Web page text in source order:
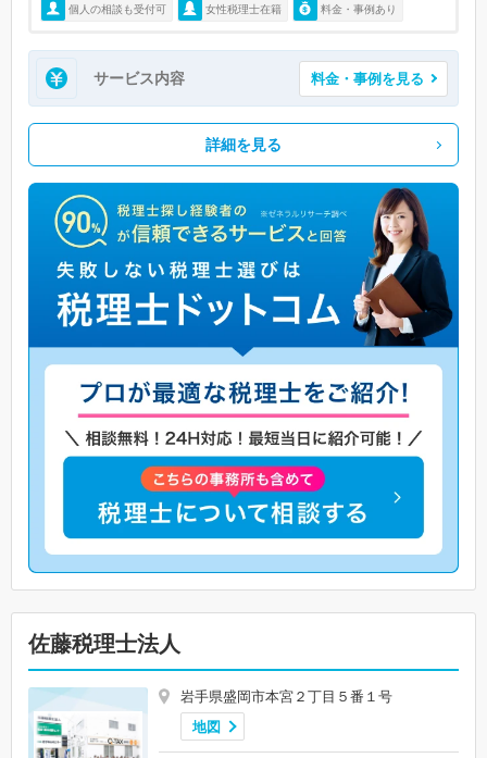
個人の相談も受付可 女性税理士在籍 料金・事例あり
サービス内容 料金・事例を見る
詳細を見る
佐藤税理士法人
岩手県盛岡市本宮２丁目５番１号
地図